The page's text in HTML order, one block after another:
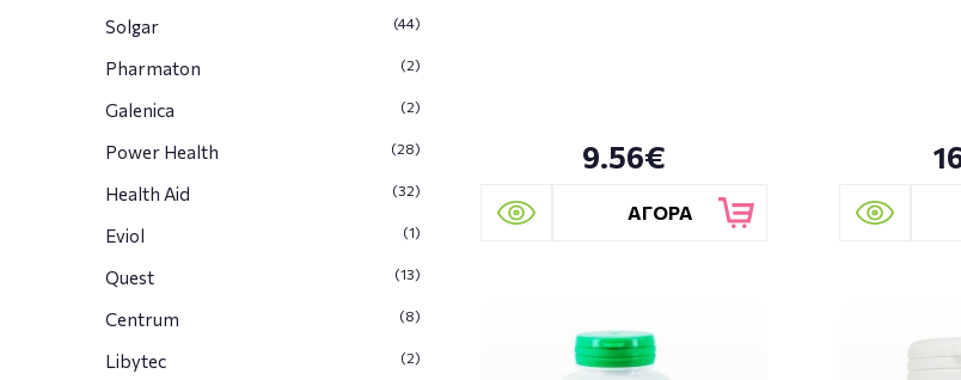
Solgar (44)
Pharmaton (2)
Galenica (2)
Power Health (28)
Health Aid (32)
Eviol (1)
Quest (13)
Centrum (8)
Libytec (2)
9.56€
ΑΓΟΡΑ